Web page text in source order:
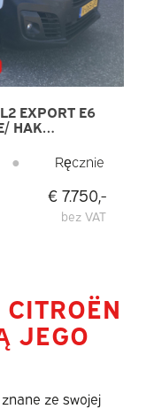
EXPORT E6
HAK
● Ręcznie
€ 7.750,-
bez VAT
JEGO
ze swojej